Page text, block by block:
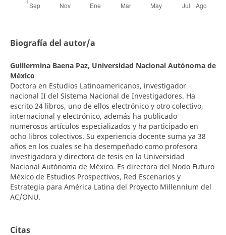
Biografía del autor/a
Guillermina Baena Paz, Universidad Nacional Autónoma de
México
Doctora en Estudios Latinoamericanos, investigador
nacional II del Sistema Nacional de Investigadores. Ha
escrito 24 libros, uno de ellos electrónico y otro colectivo,
internacional y electrónico, además ha publicado
numerosos artículos especializados y ha participado en
ocho libros colectivos. Su experiencia docente suma ya 38
años en los cuales se ha desempeñado como profesora
investigadora y directora de tesis en la Universidad
Nacional Autónoma de México. Es directora del Nodo Futuro
México de Estudios Prospectivos, Red Escenarios y
Estrategia para América Latina del Proyecto Millennium del
AC/ONU.
Citas